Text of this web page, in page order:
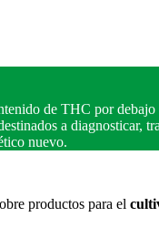
de THC por
a diagnosticar,
nuevo.
productos para el